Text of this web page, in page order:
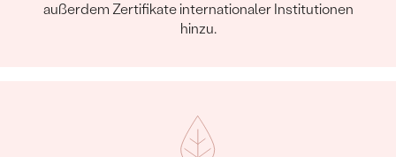
außerdem Zertifikate internationaler Institutionen
hinzu.